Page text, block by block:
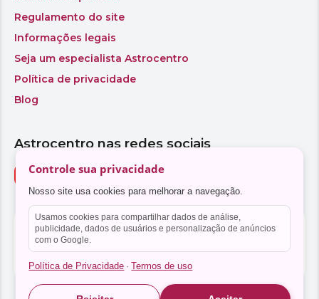
Controle sua privacidade
Nosso site usa cookies para melhorar a navegação.
Usamos cookies para compartilhar dados de análise,
publicidade, dados de usuários e personalização de anúncios
com o Google.
Política de Privacidade · Termos de uso